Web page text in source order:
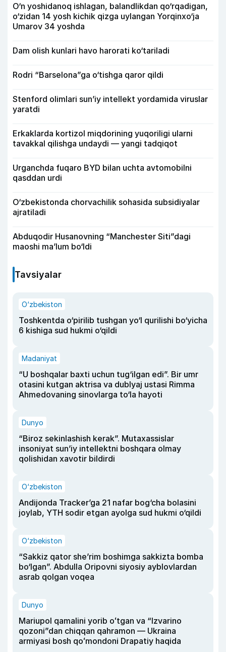
O‘n yoshidanoq ishlagan, balandlikdan qo‘rqadigan,
o‘zidan 14 yosh kichik qizga uylangan Yorqinxo‘ja
Umarov 34 yoshda
Dam olish kunlari havo harorati ko‘tariladi
Rodri “Barselona”ga o‘tishga qaror qildi
Stenford olimlari sun’iy intellekt yordamida viruslar
yaratdi
Erkaklarda kortizol miqdorining yuqoriligi ularni
tavakkal qilishga undaydi — yangi tadqiqot
Urganchda fuqaro BYD bilan uchta avtomobilni
qasddan urdi
O‘zbekistonda chorvachilik sohasida subsidiyalar
ajratiladi
Abduqodir Husanovning “Manchester Siti”dagi
maoshi ma’lum bo‘ldi
Tavsiyalar
O‘zbekiston
Toshkentda o‘pirilib tushgan yo‘l qurilishi bo‘yicha
6 kishiga sud hukmi o‘qildi
Madaniyat
“U boshqalar baxti uchun tug‘ilgan edi”. Bir umr
otasini kutgan aktrisa va dublyaj ustasi Rimma
Ahmedovaning sinovlarga to‘la hayoti
Dunyo
“Biroz sekinlashish kerak”. Mutaxassislar
insoniyat sun’iy intellektni boshqara olmay
qolishidan xavotir bildirdi
O‘zbekiston
Andijonda Tracker’ga 21 nafar bog‘cha bolasini
joylab, YTH sodir etgan ayolga sud hukmi o‘qildi
O‘zbekiston
“Sakkiz qator she’rim boshimga sakkizta bomba
bo‘lgan”. Abdulla Oripovni siyosiy ayblovlardan
asrab qolgan voqea
Dunyo
Mariupol qamalini yorib oʻtgan va “Izvarino
qozoni”dan chiqqan qahramon — Ukraina
armiyasi bosh qoʻmondoni Drapatiy haqida